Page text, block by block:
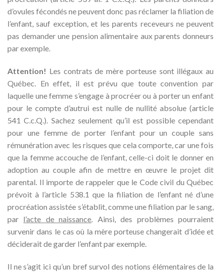
d’ovules fécondés ne peuvent donc pas réclamer la filiation de
l’enfant, sauf exception, et les parents receveurs ne peuvent
pas demander une pension alimentaire aux parents donneurs
par exemple.
Attention! Les contrats de mère porteuse sont illégaux au
Québec. En effet, il est prévu que toute convention par
laquelle une femme s’engage à procréer ou à porter un enfant
pour le compte d’autrui est nulle de nullité absolue (article
541 C.c.Q.). Sachez seulement qu’il est possible cependant
pour une femme de porter l’enfant pour un couple sans
rémunération avec les risques que cela comporte, car une fois
que la femme accouche de l’enfant, celle-ci doit le donner en
adoption au couple afin de mettre en œuvre le projet dit
parental. Il importe de rappeler que le Code civil du Québec
prévoit à l’article 538.1 que la filiation de l’enfant né d’une
procréation assistée s’établit, comme une filiation par le sang,
par l’acte de naissance . Ainsi, des problèmes pourraient
survenir dans le cas où la mère porteuse changerait d’idée et
déciderait de garder l’enfant par exemple.
Il ne s’agit ici qu’un bref survol des notions élémentaires de la